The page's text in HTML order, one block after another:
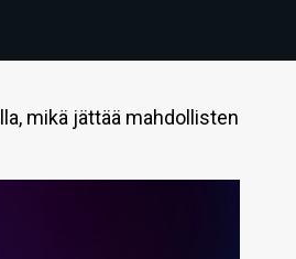
mikä jättää mahdollisten